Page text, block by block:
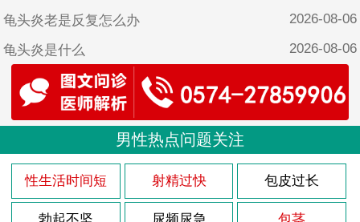
龟头炎老是反复怎么办 2026-08-06
龟头炎是什么 2026-08-06
龟头炎能造成什么影响
龟头炎是什么情况 2026-08-06
前列腺炎的病因知识 2026-08-03
前列腺炎的病因有什么 2026-08-03
男性热点问题关注
性生活时间短 射精过快 包皮过长